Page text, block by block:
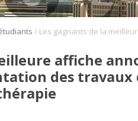
/
affiche
des travaux